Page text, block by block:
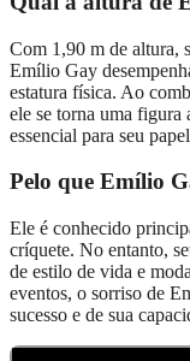
Com 1,90 m de altura,
Emílio Gay
estatura física. Ao
ele se torna uma figura
essencial para seu
Pelo que Emílio
Ele é conhecido
críquete. No entanto,
de estilo de vida e
eventos, o sorriso de
sucesso e de sua